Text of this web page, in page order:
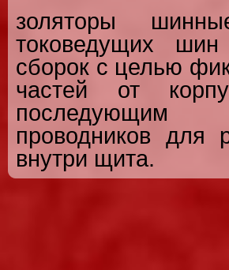
золяторы
токоведущих
сборок с целью
частей от
последующим
проводников для
внутри щита.